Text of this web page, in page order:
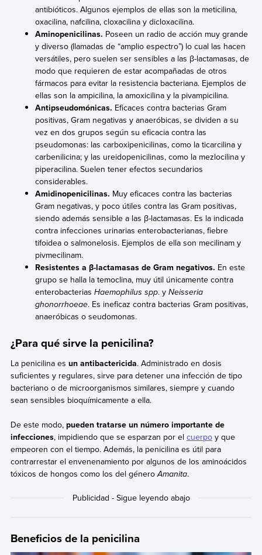
antibióticos. Algunos ejemplos de ellas son la meticilina,
oxacilina, nafcilina, cloxacilina y dicloxacilina.
Aminopenicilinas. Poseen un radio de acción muy grande
y diverso (llamadas de “amplio espectro”) lo cual las hacen
versátiles, pero suelen ser sensibles a las β-lactamasas, de
modo que requieren de estar acompañadas de otros
fármacos para evitar la resistencia bacteriana. Ejemplos de
ellas son la ampicilina, la amoxicilina y la pivampicilina.
Antipseudomónicas. Eficaces contra bacterias Gram
positivas, Gram negativas y anaeróbicas, se dividen a su
vez en dos grupos según su eficacia contra las
pseudomonas: las carboxipenicilinas, como la ticarcilina y
carbenilicina; y las ureidopenicilinas, como la mezlocilina y
piperacilina. Suelen tener efectos secundarios
considerables.
Amidinopenicilinas. Muy eficaces contra las bacterias
Gram negativas, y poco útiles contra las Gram positivas,
siendo además sensible a las β-lactamasas. Es la indicada
contra infecciones urinarias enterobacterianas, fiebre
tifoidea o salmonelosis. Ejemplos de ella son mecilinam y
pivmecilinam.
Resistentes a β-lactamasas de Gram negativos. En este
grupo se halla la temoclina, muy útil únicamente contra
enterobacteriasHaemophilus spp. yNeisseria
ghonorrhoeae. Es ineficaz contra bacterias Gram positivas,
anaeróbicas o seudomonas.
¿Para qué sirve la penicilina?
La penicilina es un antibactericida. Administrado en dosis
suficientes y regulares, sirve para detener una infección de tipo
bacteriano o de microorganismos similares, siempre y cuando
sean sensibles bioquímicamente a ella.
De este modo, pueden tratarse un número importante de
infecciones, impidiendo que se esparzan por el cuerpoy que
empeoren con el tiempo. Además, la penicilina es útil para
contrarrestar el envenenamiento por algunos de los aminoácidos
tóxicos de hongos como los del géneroAmanita.
Beneficios de la penicilina